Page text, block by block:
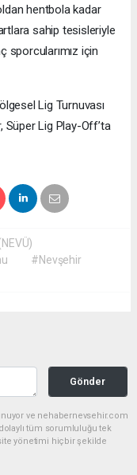
hentbola kadar
sahip tesisleriyle
sporcularımız için
Lig Turnuvası
Süper Lig Play-Off’ta
#Nevşehir
Gönder
ve nehabernevsehir.com
tüm sorumluluğu tek
yönetimi hiçbir şekilde